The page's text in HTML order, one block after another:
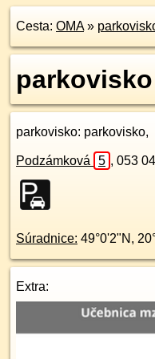
Cesta: OMA»
parkovisko
parkovisko: parkovisko,
Podzámková 5 , 053 04
Súradnice: 49°0'2"N ,
Extra: